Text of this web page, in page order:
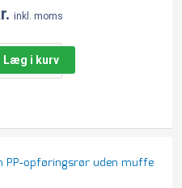
inkl. moms
Læg i kurv